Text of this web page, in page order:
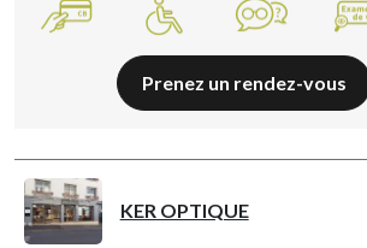
Prenez un rendez-vous
KER OPTIQUE